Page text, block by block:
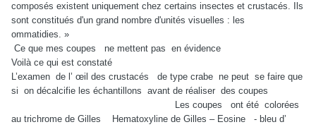
composés existent uniquement chez certains insectes et crustacés. Ils
sont constitués d'un grand nombre d'unités visuelles : les
ommatidies. »
Ce que mes coupes
ne mettent pas en évidence
Voilà ce qui est constaté
L’examen de l’ œil des crustacés de type crabe ne peut se faire que
si on décalcifie les échantillons avant de réaliser des coupes
Les coupes
ont été colorées
au trichrome de Gilles
Hematoxyline de Gilles – Eosine
- bleu d’